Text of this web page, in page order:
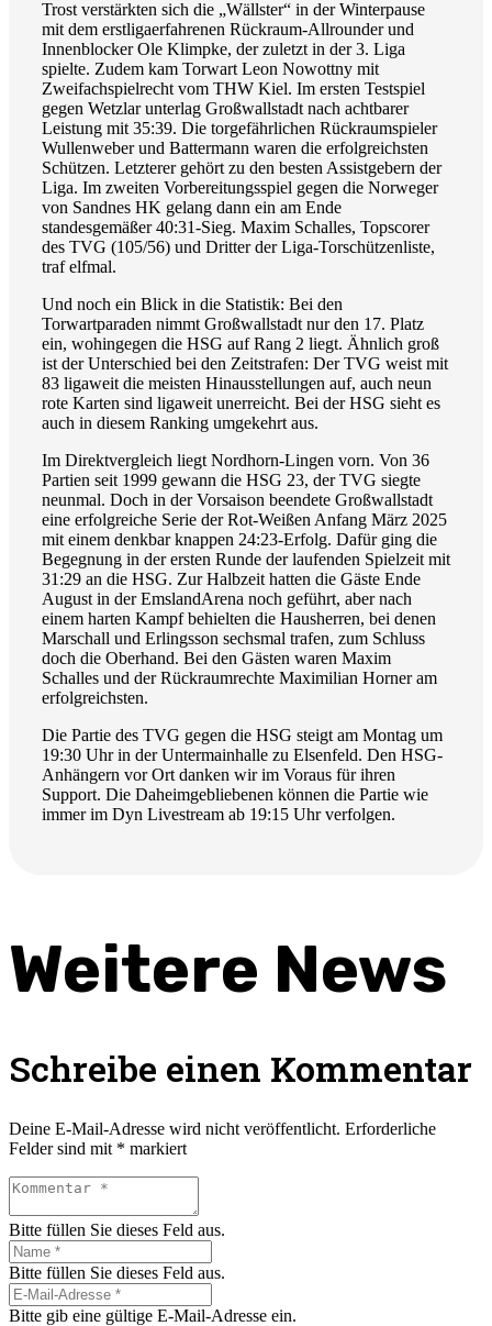
Trost verstärkten sich die „Wällster“ in der Winterpause
mit dem erstligaerfahrenen Rückraum-Allrounder und
Innenblocker Ole Klimpke, der zuletzt in der 3. Liga
spielte. Zudem kam Torwart Leon Nowottny mit
Zweifachspielrecht vom THW Kiel. Im ersten Testspiel
gegen Wetzlar unterlag Großwallstadt nach achtbarer
Leistung mit 35:39. Die torgefährlichen Rückraumspieler
Wullenweber und Battermann waren die erfolgreichsten
Schützen. Letzterer gehört zu den besten Assistgebern der
Liga. Im zweiten Vorbereitungsspiel gegen die Norweger
von Sandnes HK gelang dann ein am Ende
standesgemäßer 40:31-Sieg. Maxim Schalles, Topscorer
des TVG (105/56) und Dritter der Liga-Torschützenliste,
traf elfmal.
Und noch ein Blick in die Statistik: Bei den
Torwartparaden nimmt Großwallstadt nur den 17. Platz
ein, wohingegen die HSG auf Rang 2 liegt. Ähnlich groß
ist der Unterschied bei den Zeitstrafen: Der TVG weist mit
83 ligaweit die meisten Hinausstellungen auf, auch neun
rote Karten sind ligaweit unerreicht. Bei der HSG sieht es
auch in diesem Ranking umgekehrt aus.
Im Direktvergleich liegt Nordhorn-Lingen vorn. Von 36
Partien seit 1999 gewann die HSG 23, der TVG siegte
neunmal. Doch in der Vorsaison beendete Großwallstadt
eine erfolgreiche Serie der Rot-Weißen Anfang März 2025
mit einem denkbar knappen 24:23-Erfolg. Dafür ging die
Begegnung in der ersten Runde der laufenden Spielzeit mit
31:29 an die HSG. Zur Halbzeit hatten die Gäste Ende
August in der EmslandArena noch geführt, aber nach
einem harten Kampf behielten die Hausherren, bei denen
Marschall und Erlingsson sechsmal trafen, zum Schluss
doch die Oberhand. Bei den Gästen waren Maxim
Schalles und der Rückraumrechte Maximilian Horner am
erfolgreichsten.
Die Partie des TVG gegen die HSG steigt am Montag um
19:30 Uhr in der Untermainhalle zu Elsenfeld. Den HSG-
Anhängern vor Ort danken wir im Voraus für ihren
Support. Die Daheimgebliebenen können die Partie wie
immer im Dyn Livestream ab 19:15 Uhr verfolgen.
Weitere News
Schreibe einen Kommentar
Deine E-Mail-Adresse wird nicht veröffentlicht. Erforderliche
Felder sind mit * markiert
Bitte füllen Sie dieses Feld aus.
Bitte füllen Sie dieses Feld aus.
Bitte gib eine gültige E-Mail-Adresse ein.